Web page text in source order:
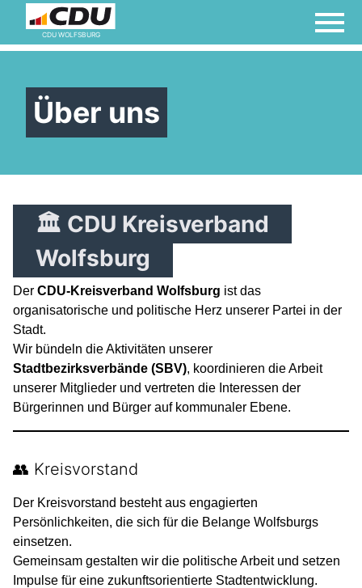
CDU WOLFSBURG
Über uns
🏛 CDU Kreisverband
Wolfsburg
Der CDU-Kreisverband Wolfsburg ist das
organisatorische und politische Herz unserer Partei in der
Stadt.
Wir bündeln die Aktivitäten unserer
Stadtbezirksverbände (SBV), koordinieren die Arbeit
unserer Mitglieder und vertreten die Interessen der
Bürgerinnen und Bürger auf kommunaler Ebene.
👥 Kreisvorstand
Der Kreisvorstand besteht aus engagierten
Persönlichkeiten, die sich für die Belange Wolfsburgs
einsetzen.
Gemeinsam gestalten wir die politische Arbeit und setzen
Impulse für eine zukunftsorientierte Stadtentwicklung.